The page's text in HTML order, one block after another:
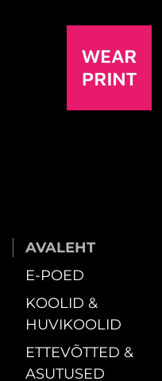
AVALEHT
E-POED
KOOLID &
HUVIKOOLID
ETTEVÕTTED &
ASUTUSED